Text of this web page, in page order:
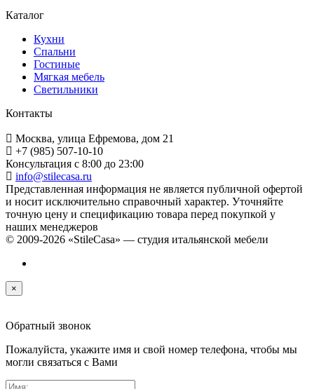
Каталог
Кухни
Спальни
Гостиные
Мягкая мебель
Светильники
Контакты
Москва, улица Ефремова, дом 21
+7 (985) 507-10-10
Консультация с 8:00 до 23:00
info@stilecasa.ru
Представленная информация не является публичной офертой
и носит исключительно справочный характер. Уточняйте
точную цену и спецификацию товара перед покупкой у
наших менеджеров
© 2009-2026 «StileCasa» — студия итальянской мебели
×
Обратный звонок
Пожалуйста, укажите имя и свой номер телефона, чтобы мы
могли связаться с Вами